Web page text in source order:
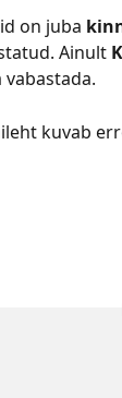
on juba
Ainult
kuvab